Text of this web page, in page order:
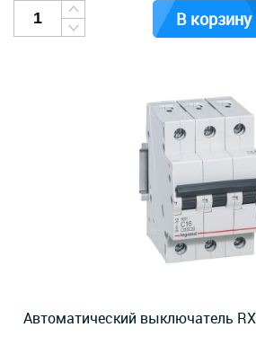
В корзину
Автоматический выключатель